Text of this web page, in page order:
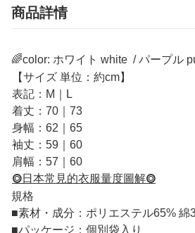
商品詳情
🌈color: ホワイト white / パープル
【サイズ 単位：約cm】
表記：M｜L
着丈：70｜73
身幅：62｜65
袖丈：59｜60
肩幅：57｜60
⭗日本常見的衣服量度圖解⭗
規格
■素材・成分：ポリエステル65% 綿
■パッケージ：個別袋入り